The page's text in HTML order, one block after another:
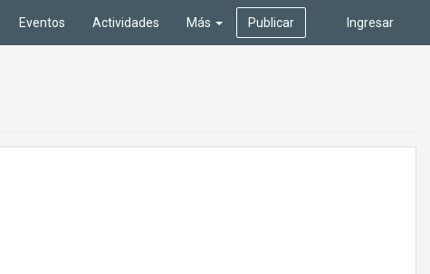
Ingresar
Eventos Actividades Más Publicar